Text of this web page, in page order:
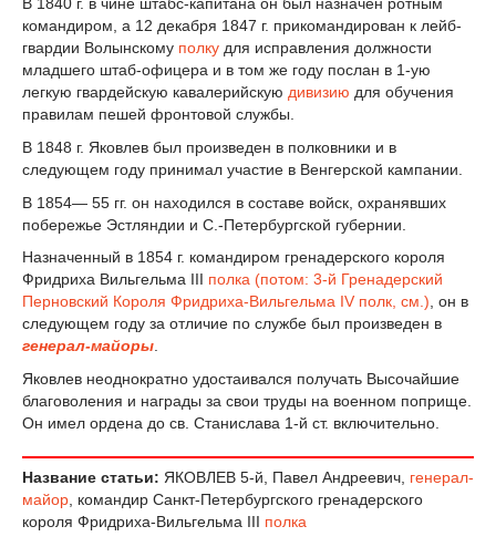
командиром, а 12 декабря 1847 г. прикомандирован к лейб-
гвардии Волынскому полку для исправления должности
младшего штаб-офицера и в том же году послан в 1-ую
легкую гвардейскую кавалерийскую дивизию для обучения
правилам пешей фронтовой службы.
В 1848 г. Яковлев был произведен в полковники и в
следующем году принимал участие в Венгерской кампании.
В 1854— 55 гг. он находился в составе войск, охранявших
побережье Эстляндии и С.-Петербургской губернии.
Назначенный в 1854 г. командиром гренадерского короля
Фридриха Вильгельма III полка (потом: 3-й Гренадерский
Перновский Короля Фридриха-Вильгельма IV полк, см.), он в
следующем году за отличие по службе был произведен в
генерал-майоры.
Яковлев неоднократно удостаивался получать Высочайшие
благоволения и награды за свои труды на военном поприще.
Он имел ордена до св. Станислава 1-й ст. включительно.
Название статьи: ЯКОВЛЕВ 5-й, Павел Андреевич, генерал-
майор , командир Санкт-Петербургского гренадерского
короля Фридриха-Вильгельма III полка